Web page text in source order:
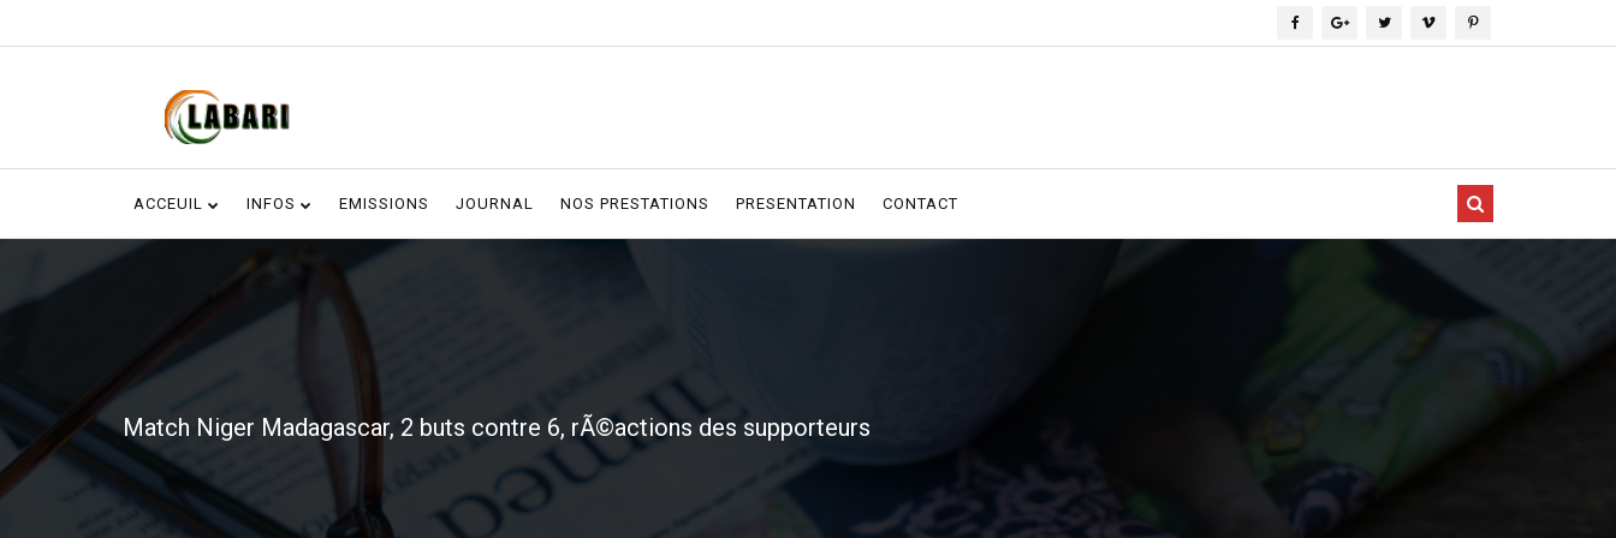
ACCEUIL INFOS EMISSIONS JOURNAL NOS PRESTATIONS PRESENTATION CONTACT
Match Niger Madagascar, 2 buts contre 6, rÃ©actions des supporteurs